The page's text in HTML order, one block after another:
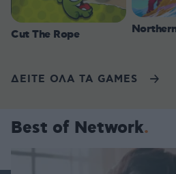
Cut The Rope
ΔΕΙΤΕ ΟΛΑ ΤΑ GAMES
Best of Network